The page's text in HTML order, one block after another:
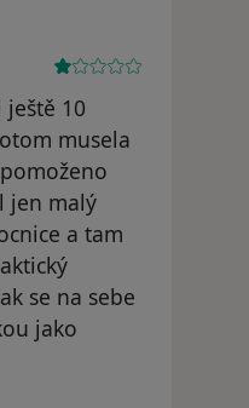
10
musela
jen malý
a tam
se na sebe
jako